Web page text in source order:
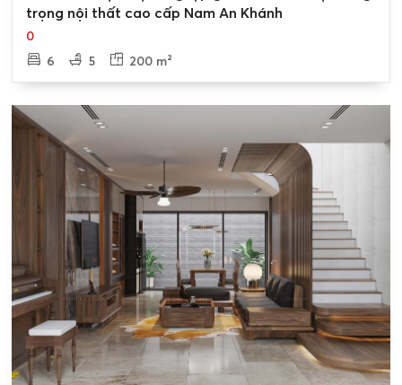
trọng nội thất cao cấp Nam An Khánh
0
6
5 200 m²